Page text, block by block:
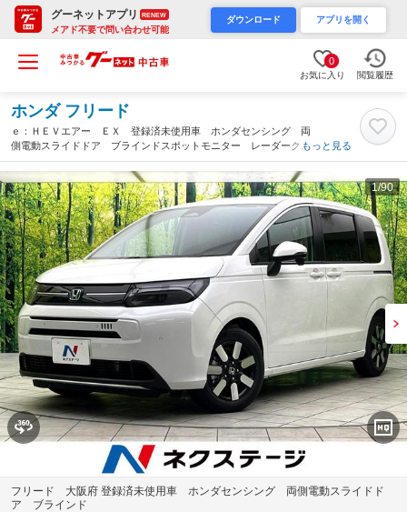
グーネットアプリ RENEW
メアド不要で問い合わせ可能
ダウンロード アプリを開く
0
お気に入り 閲覧履歴
ホンダ フリード
ｅ：ＨＥＶエアー ＥＸ 登録済未使用車 ホンダセンシング 両
側電動スライドドア ブラインドスポットモニター レーダークル
ーズコントロール ＬＥＤヘッド スマートキー 電動パーキング
ブレーキ オートブレーキホールド（大阪府）
もっと見る
1/90
フリード 大阪府 登録済未使用車 ホンダセンシング 両側電動スライドド
ア ブラインド